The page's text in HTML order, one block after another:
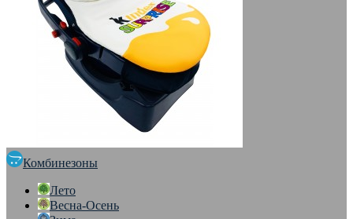
Комбинезоны
Лето
Весна-Осень